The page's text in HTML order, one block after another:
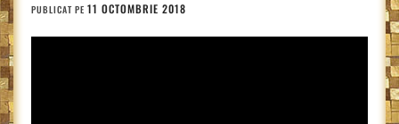
PUBLICAT PE 11 OCTOMBRIE 2018